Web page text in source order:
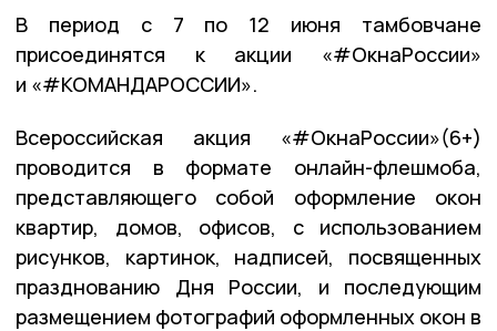
В период с 7 по 12 июня тамбовчане
присоединятся к акции «#ОкнаРоссии»
и «#КОМАНДАРОССИИ».
Всероссийская акция «#ОкнаРоссии»(6+)
проводится в формате онлайн-флешмоба,
представляющего собой оформление окон
квартир, домов, офисов, с использованием
рисунков, картинок, надписей, посвященных
празднованию Дня России, и последующим
размещением фотографий оформленных окон в